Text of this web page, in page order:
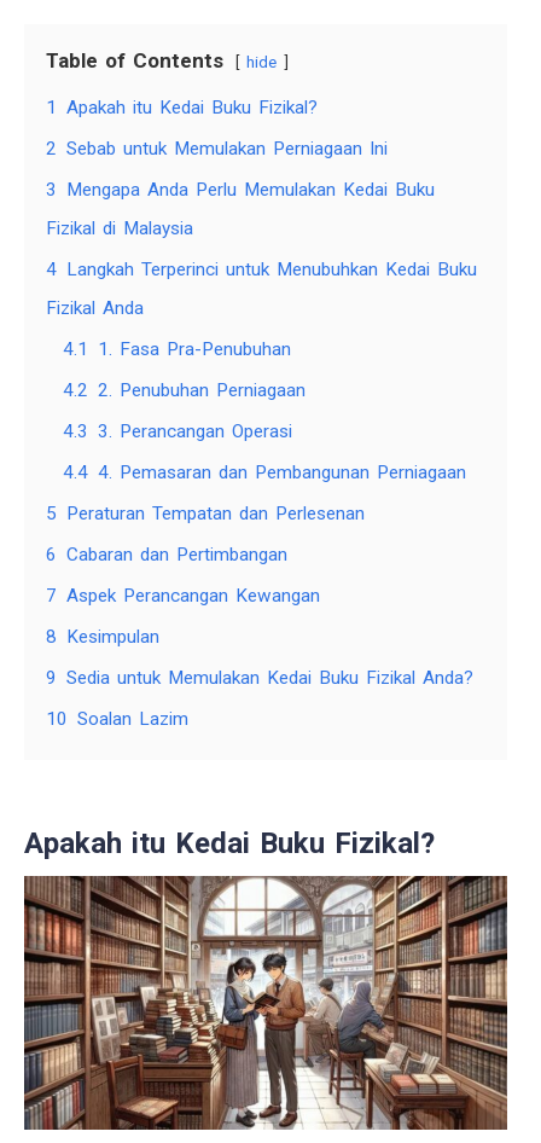
Table of Contents hide
1
Apakah itu Kedai Buku Fizikal?
2 Sebab untuk Memulakan Perniagaan Ini
3
Mengapa Anda Perlu Memulakan Kedai Buku
Fizikal di Malaysia
4 Langkah Terperinci untuk Menubuhkan Kedai Buku
Fizikal Anda
4.1
1. Fasa Pra-Penubuhan
4.2 2. Penubuhan Perniagaan
4.3 3. Perancangan Operasi
4.4 4. Pemasaran dan Pembangunan Perniagaan
5 Peraturan Tempatan dan Perlesenan
6 Cabaran dan Pertimbangan
7 Aspek Perancangan Kewangan
8 Kesimpulan
9 Sedia untuk Memulakan Kedai Buku Fizikal Anda?
10 Soalan Lazim
Apakah itu Kedai Buku Fizikal?